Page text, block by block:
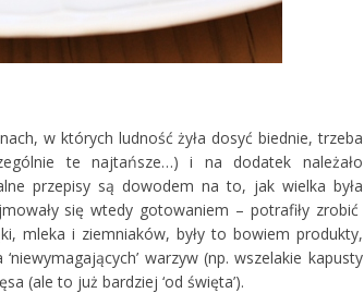
w których ludność żyła dosyć biednie, trzeba
te najtańsze…) i na dodatek należało
przepisy są dowodem na to, jak wielka była
się wtedy gotowaniem – potrafiły zrobić
mleka i ziemniaków, były to bowiem produkty,
warzyw (np. wszelakie kapusty
(ale to już bardziej ‘od święta’).